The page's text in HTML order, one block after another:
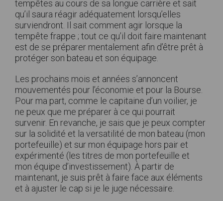
tempêtes au cours de sa longue carrière et sait
qu’il saura réagir adéquatement lorsqu’elles
surviendront. Il sait comment agir lorsque la
tempête frappe ; tout ce qu’il doit faire maintenant
est de se préparer mentalement afin d’être prêt à
protéger son bateau et son équipage.
Les prochains mois et années s’annoncent
mouvementés pour l’économie et pour la Bourse.
Pour ma part, comme le capitaine d’un voilier, je
ne peux que me préparer à ce qui pourrait
survenir. En revanche, je sais que je peux compter
sur la solidité et la versatilité de mon bateau (mon
portefeuille) et sur mon équipage hors pair et
expérimenté (les titres de mon portefeuille et
mon équipe d’investissement). À partir de
maintenant, je suis prêt à faire face aux éléments
et à ajuster le cap si je le juge nécessaire.